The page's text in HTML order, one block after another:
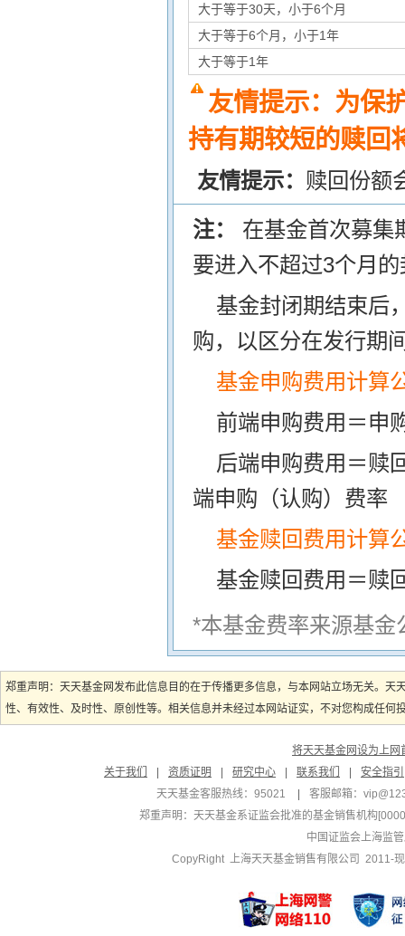
大于等于30天，小于6个月
大于等于6个月，小于1年
大于等于1年
友情提示：为保
持有期较短的赎回
友情提示： 赎回份额
注： 在基金首次募集
要进入不超过3个月
基金封闭期结束后
购，以区分在发行期
基金申购费用计算
前端申购费用＝申
后端申购费用＝赎
端申购（认购）费率
基金赎回费用计算
基金赎回费用＝赎
*本基金费率来源基
郑重声明：天天基金网发布此信息目的在于传播更多信息，与本网站立场无关。
性、有效性、及时性、原创性等。相关信息并未经过本网站证实，不对您构成任
将天天基金网设为上网
关于我们
资质证明 研究中心 联系我们
安全指引
天天基金客服热线：95021
客服邮箱：
郑重声明： 天天基金系证监会批准的基金销售机构
中国证监会上海监
CopyRight 上海天天基金销售有限公司 2011-